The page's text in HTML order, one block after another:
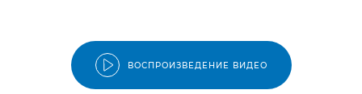
ВОСПРОИЗВЕДЕНИЕ ВИДЕО